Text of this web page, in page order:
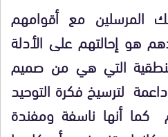
المرسلين مع أقوامهم
هو إحالتهم على الأدلة
التي هي من صميم
لترسيخ فكرة التوحيد
أنها ناسفة ومفندة